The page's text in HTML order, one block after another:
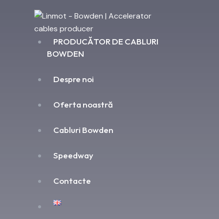
PRODUCĂTOR DE CABLURI
BOWDEN
Despre noi
Oferta noastră
Cabluri Bowden
Speedway
Contacte